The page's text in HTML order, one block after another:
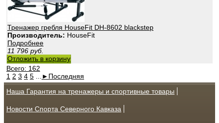
Тренажер гребля HouseFit DH-8602 blackstep
Производитель: HouseFit
Подробнее
11 796 руб.
Отложить в корзину
Всего: 162
1 2 3 4 5 ► Последняя
Наша Гарантия на тренажеры и спортивные товары
Новости Спорта Северного Кавказа